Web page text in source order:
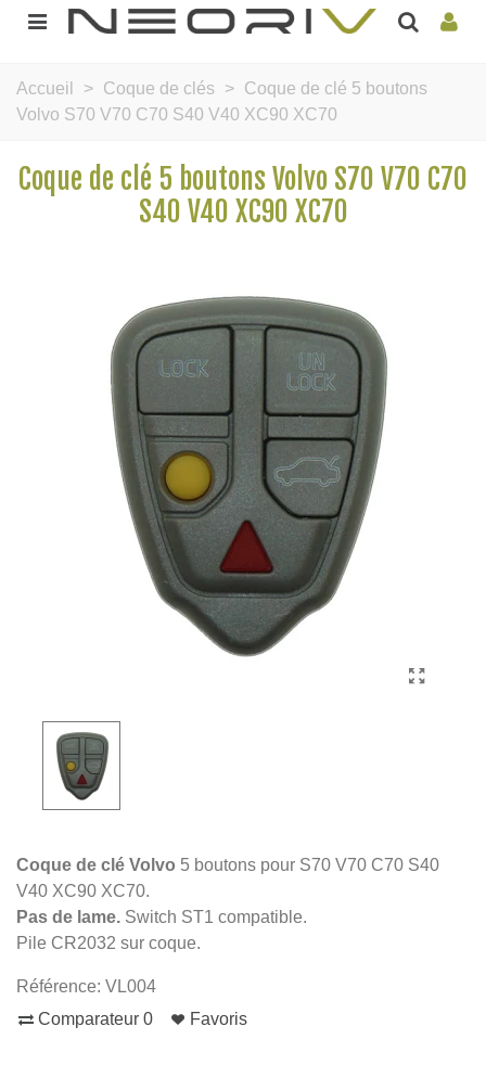
Accueil > Coque de clés > Coque de clé 5 boutons
Volvo S70 V70 C70 S40 V40 XC90 XC70
Coque de clé 5 boutons Volvo S70 V70 C70
S40 V40 XC90 XC70
Coque de clé Volvo 5 boutons pour S70 V70 C70 S40
V40 XC90 XC70.
Pas de lame. Switch ST1 compatible.
Pile CR2032 sur coque.
Référence: VL004
Comparateur 0 Favoris